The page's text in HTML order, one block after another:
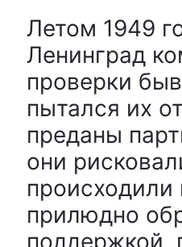
Летом 1949
Ленинград
проверки
пытался их
преданы
они
прилюдно
поддержкой,